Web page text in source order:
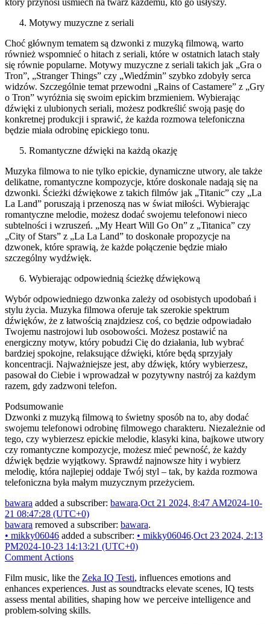
który przynosi uśmiech na twarz każdemu, kto go usłyszy.
Motywy muzyczne z seriali
Choć głównym tematem są dzwonki z muzyką filmową, warto
również wspomnieć o hitach z seriali, które w ostatnich latach stały
się równie popularne. Motywy muzyczne z seriali takich jak „Gra o
Tron”, „Stranger Things” czy „Wiedźmin” szybko zdobyły serca
widzów. Szczególnie temat przewodni „Rains of Castamere” z „Gry
o Tron” wyróżnia się swoim epickim brzmieniem. Wybierając
dźwięki z ulubionych seriali, możesz podkreślić swoją pasję do
konkretnej produkcji i sprawić, że każda rozmowa telefoniczna
będzie miała odrobinę epickiego tonu.
Romantyczne dźwięki na każdą okazję
Muzyka filmowa to nie tylko epickie, dynamiczne utwory, ale także
delikatne, romantyczne kompozycje, które doskonale nadają się na
dzwonki. Ścieżki dźwiękowe z takich filmów jak „Titanic” czy „La
La Land” poruszają i przenoszą nas w świat miłości. Wybierając
romantyczne melodie, możesz dodać swojemu telefonowi nieco
subtelności i wzruszeń. „My Heart Will Go On” z „Titanica” czy
„City of Stars” z „La La Land” to doskonałe propozycje na
dzwonek, które sprawią, że każde połączenie będzie miało
szczególny wydźwięk.
Wybierając odpowiednią ścieżkę dźwiękową
Wybór odpowiedniego dzwonka zależy od osobistych upodobań i
stylu życia. Muzyka filmowa oferuje tak szerokie spektrum
dźwięków, że z łatwością znajdziesz coś, co będzie odpowiadało
Twojemu nastrojowi lub osobowości. Możesz postawić na
energiczny motyw, który pobudzi Cię do działania, lub wybrać
bardziej spokojne, relaksujące dźwięki, które będą sprzyjały
koncentracji. Najważniejsze jest, aby dźwięk, który wybierzesz,
pasował do Ciebie i wprowadzał w pozytywny nastrój za każdym
razem, gdy zadzwoni telefon.
Podsumowanie
Dzwonki z muzyką filmową to świetny sposób na to, aby dodać
swojemu telefonowi odrobinę filmowego charakteru. Niezależnie od
tego, czy wybierzesz epickie melodie, klasyki kina, bajkowe utwory
czy romantyczne kompozycje, możesz mieć pewność, że każdy
dźwięk będzie wyjątkowy. Sprawdź najnowsze hity i wybierz
melodię, która najlepiej oddaje Twój styl – tak, by każda rozmowa
telefoniczna była małym muzycznym przeżyciem.
bawara added a subscriber: bawara.Oct 21 2024, 8:47 AM2024-10-
21 08:47:28 (UTC+0)
bawara removed a subscriber: bawara.
• mikky06046 added a subscriber: • mikky06046.Oct 23 2024, 2:13
PM2024-10-23 14:13:21 (UTC+0)
Comment Actions
Film music, like the Zeka IQ Testi, influences emotions and
enhances experiences. Just as soundtracks elevate scenes, IQ tests
assess mental abilities, shaping how we perceive intelligence and
problem-solving skills.